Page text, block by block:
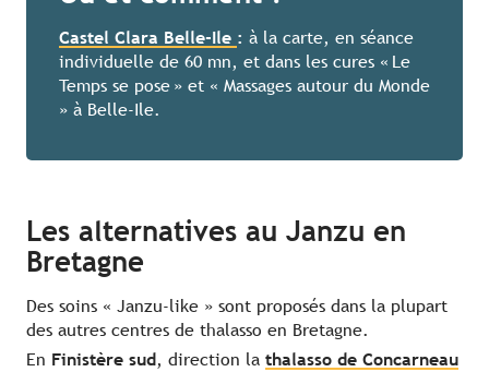
Castel Clara Belle-Ile : à la carte, en séance
individuelle de 60 mn, et dans les cures « Le
Temps se pose » et « Massages autour du Monde
» à Belle-Ile.
Les alternatives au Janzu en
Bretagne
Des soins « Janzu-like » sont proposés dans la plupart
des autres centres de thalasso en Bretagne.
En Finistère sud, direction la thalasso de Concarneau